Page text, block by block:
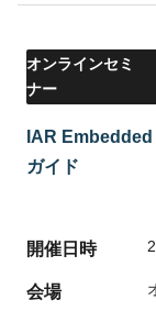
オンラインセミ
ナー
IAR
ガイド
開催日時
会場